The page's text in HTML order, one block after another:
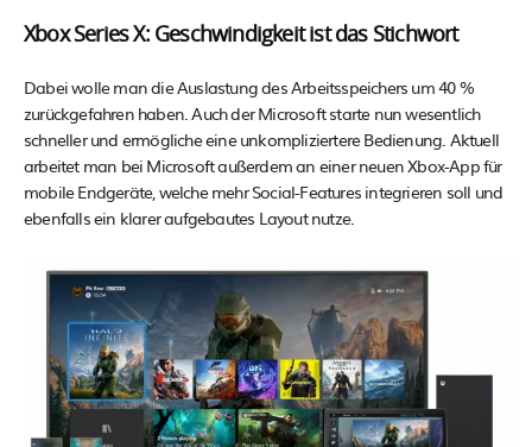
Xbox Series X: Geschwindigkeit ist das Stichwort
Dabei wolle man die Auslastung des Arbeitsspeichers um 40 %
zurückgefahren haben. Auch der Microsoft starte nun wesentlich
schneller und ermögliche eine unkompliziertere Bedienung. Aktuell
arbeitet man bei Microsoft außerdem an einer neuen Xbox-App für
mobile Endgeräte, welche mehr Social-Features integrieren soll und
ebenfalls ein klarer aufgebautes Layout nutze.